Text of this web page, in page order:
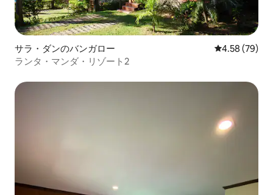
サラ・ダンのバンガロー レビュー79
4.58 (79)
ランタ・マンダ・リゾート2